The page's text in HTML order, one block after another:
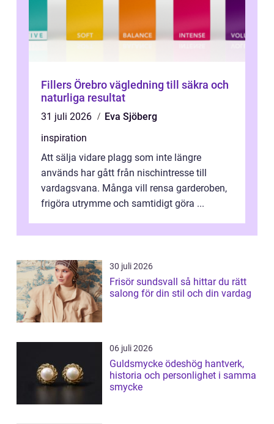
Fillers Örebro vägledning till säkra och
naturliga resultat
31 juli 2026
Eva Sjöberg
inspiration
Att sälja vidare plagg som inte längre
används har gått från nischintresse till
vardagsvana. Många vill rensa garderoben,
frigöra utrymme och samtidigt göra ...
30 juli 2026
Frisör sundsvall så hittar du rätt
salong för din stil och din vardag
06 juli 2026
Guldsmycke ödeshög hantverk,
historia och personlighet i samma
smycke